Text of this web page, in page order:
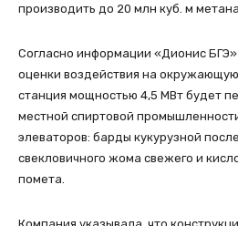
производить до 20 млн куб. м метана
Согласно информации «Дионис
оценки воздействия на окружающую
станция мощностью 4,5 МВт будет
местной спиртовой
элеваторов: барды кукурузной
свекловичного жома свежего и
помета.